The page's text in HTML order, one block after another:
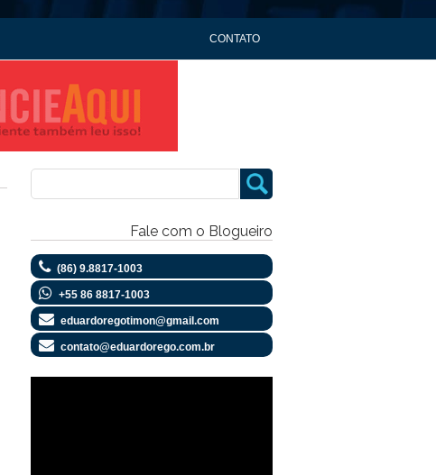
CONTATO
Fale com o Blogueiro
(86) 9.8817-1003
+55 86 8817-1003
eduardoregotimon@gmail.com
contato@eduardorego.com.br